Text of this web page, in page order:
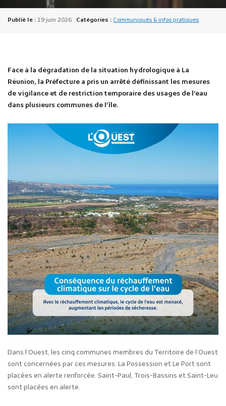
Publicité des actes
Publié le : 19 juin 2026 Catégories : Communiqués & infos pratiques
Face à la dégradation de la situation hydrologique à La
Réunion, la Préfecture a pris un arrêté définissant les mesures
de vigilance et de restriction temporaire des usages de l’eau
dans plusieurs communes de l’île.
Dans l’Ouest, les cinq communes membres du Territoire de l’Ouest
sont concernées par ces mesures. La Possession et Le Port sont
placées en alerte renforcée. Saint-Paul, Trois-Bassins et Saint-Leu
sont placées en alerte.